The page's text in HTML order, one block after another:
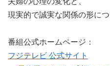
現実的で誠実な関係の形に
番組公式ホームページ：
フジテレビ 公式サイト